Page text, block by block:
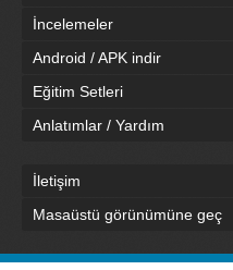
İncelemeler
Android / APK indir
Eğitim Setleri
Anlatımlar / Yardım
İletişim
Masaüstü görünümüne geç